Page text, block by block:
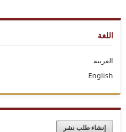
اللغة
العربية
English
إنشاء طلب نشر